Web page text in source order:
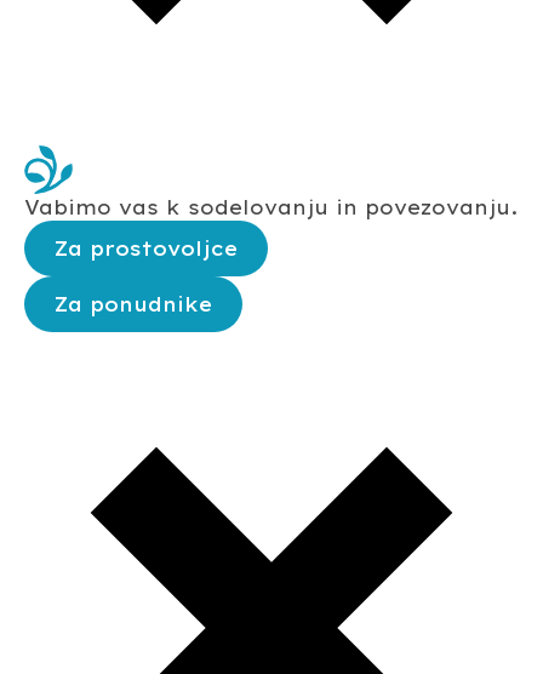
Vabimo vas k sodelovanju in povezovanju.
Za prostovoljce
Za ponudnike